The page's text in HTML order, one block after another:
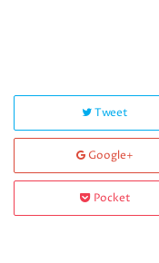
Tweet
Google+
Pocket